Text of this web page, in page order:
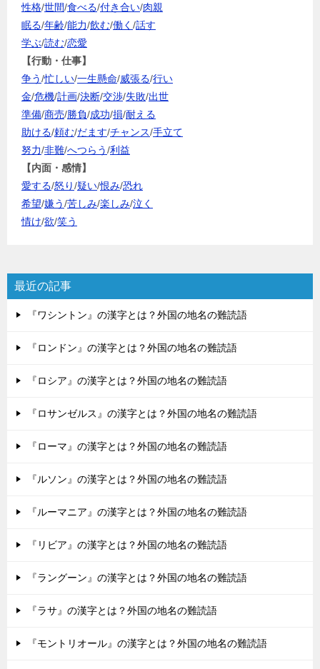
性格/世間/食べる/付き合い/肉親
眠る/年齢/能力/飲む/働く /話す
学ぶ/読む/恋愛
【行動・仕事】
争う/忙しい/一生懸命/威張る/行い
金/危機/計画/決断/交渉/失敗/出世
準備/商売/勝負/成功/損/耐える
助ける/頼む/だます/チャンス/手立て
努力/非難/へつらう/利益
【内面・感情】
愛する/怒り/疑い/恨み/恐れ
希望/嫌う/苦しみ/楽しみ/泣く
情け/欲/笑う
最近の記事
『ワシントン』の漢字とは？外国の地名の難読語
『ロンドン』の漢字とは？外国の地名の難読語
『ロシア』の漢字とは？外国の地名の難読語
『ロサンゼルス』の漢字とは？外国の地名の難読語
『ローマ』の漢字とは？外国の地名の難読語
『ルソン』の漢字とは？外国の地名の難読語
『ルーマニア』の漢字とは？外国の地名の難読語
『リビア』の漢字とは？外国の地名の難読語
『ラングーン』の漢字とは？外国の地名の難読語
『ラサ』の漢字とは？外国の地名の難読語
『モントリオール』の漢字とは？外国の地名の難読語